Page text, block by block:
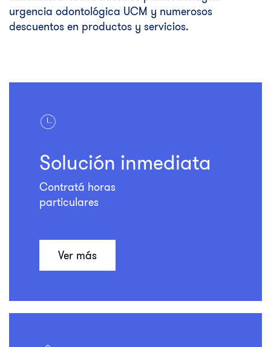
urgencia odontológica UCM y numerosos
descuentos en productos y servicios.
Solución inmediata
Contratá horas
particulares
Ver más